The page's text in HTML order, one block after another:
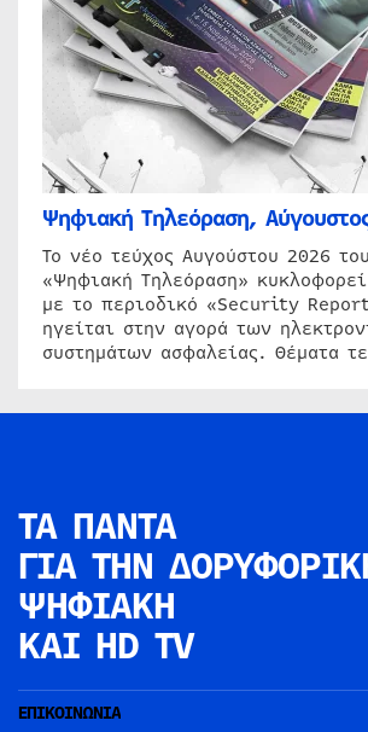
Ψηφιακή Τηλεόραση,
Το νέο τεύχος Αυγούστου 2026
«Ψηφιακή Τηλεόραση»
με το περιοδικό «Security
ηγείται στην αγορά των
συστημάτων ασφαλείας. Θέματα
ΤΑ ΠΑΝΤΑ
ΓΙΑ ΤΗΝ
ΨΗΦΙΑΚΗ
ΚΑΙ HD TV
ΕΠΙΚΟΙΝΩΝΙΑ